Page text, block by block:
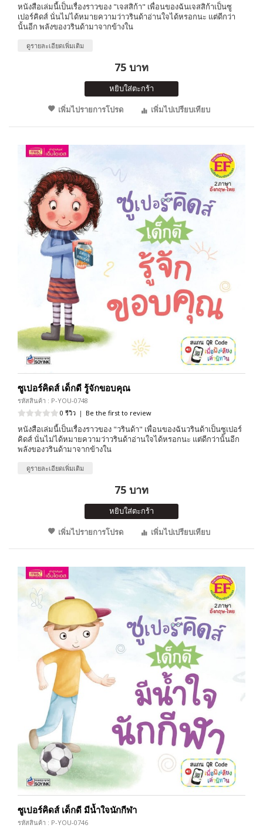
หนังสือเล่มนี้เป็นเรื่องราวของ "เจสสิก้า" เพื่อนของฉันเจสสิก้าเป็นซู
เปอร์คิดส์ นั่นไม่ได้หมายความว่าวรินด้าอ่านใจได้หรอกนะ แต่ดีกว่า
นั้นอีก พลังของวรินด้ามาจากข้างใน
ดูรายละเอียดเพิ่มเติม
75 บาท
หยิบใส่ตะกร้า
เพิ่มไปรายการโปรด
เพิ่มไปเปรียบเทียบ
ซูเปอร์คิดส์ เด็กดี รู้จักขอบคุณ
รหัสสินค้า : P-YOU-0748
0 รีวิว | Be the first to review
หนังสือเล่มนี้เป็นเรื่องราวของ "วรินด้า" เพื่อนของฉันวรินด้าเป็นซูเปอร์
คิดส์ นั่นไม่ได้หมายความว่าวรินด้าอ่านใจได้หรอกนะ แต่ดีกว่านั้นอีก
พลังของวรินด้ามาจากข้างใน
ดูรายละเอียดเพิ่มเติม
75 บาท
หยิบใส่ตะกร้า
เพิ่มไปรายการโปรด
เพิ่มไปเปรียบเทียบ
ซูเปอร์คิดส์ เด็กดี มีน้ำใจนักกีฬา
รหัสสินค้า : P-YOU-0746